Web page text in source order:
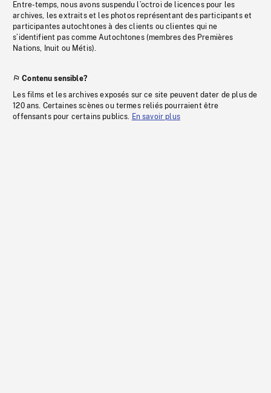
Entre-temps, nous avons suspendu l’octroi de licences pour les
archives, les extraits et les photos représentant des participants et
participantes autochtones à des clients ou clientes qui ne
s’identifient pas comme Autochtones (membres des Premières
Nations, Inuit ou Métis).
Contenu sensible?
Les films et les archives exposés sur ce site peuvent dater de plus de
120 ans. Certaines scènes ou termes reliés pourraient être
offensants pour certains publics. En savoir plus